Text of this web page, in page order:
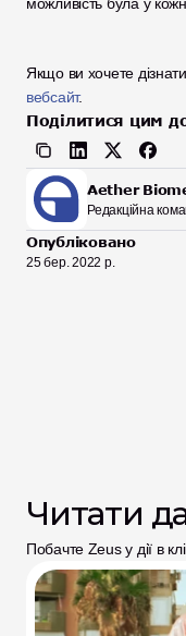
Якщо ви хочете
вебсайт.
Поділитися цим
Aether
Редакційна
Опубліковано
25 бер. 2022 р.
Читати
Побачте Zeus у дії в